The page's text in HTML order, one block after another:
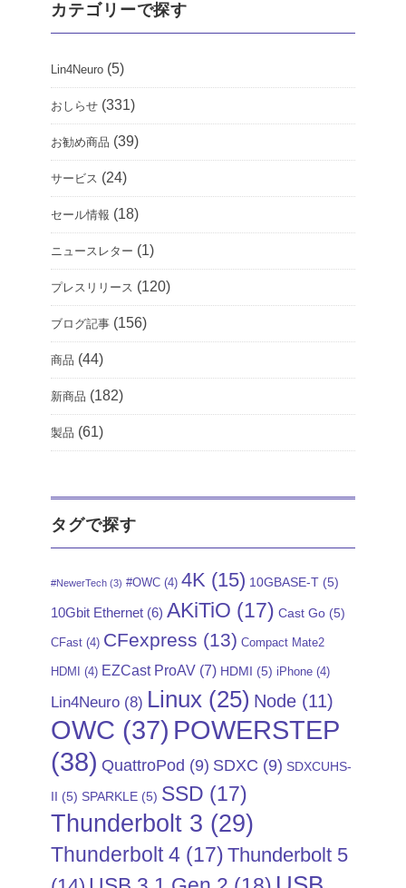
カテゴリーで探す
Lin4Neuro (5)
おしらせ (331)
お勧め商品 (39)
サービス (24)
セール情報 (18)
ニュースレター (1)
プレスリリース (120)
ブログ記事 (156)
商品 (44)
新商品 (182)
製品 (61)
タグで探す
#NewerTech (3) #OWC (4) 4K (15) 10GBASE-T (5)
10Gbit Ethernet (6) AKiTiO (17) Cast Go (5)
CFast (4) CFexpress (13) Compact Mate2
HDMI (4) EZCast ProAV (7) HDMI (5) iPhone (4)
Lin4Neuro (8) Linux (25) Node (11)
OWC (37) POWERSTEP
(38) QuattroPod (9) SDXC (9) SDXCUHS-
II (5) SPARKLE (5) SSD (17)
Thunderbolt 3 (29)
Thunderbolt 4 (17) Thunderbolt 5